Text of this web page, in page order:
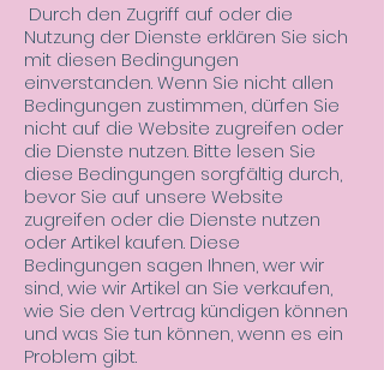
Durch den Zugriff auf oder die
Nutzung der Dienste erklären Sie sich
mit diesen Bedingungen
einverstanden. Wenn Sie nicht allen
Bedingungen zustimmen, dürfen Sie
nicht auf die Website zugreifen oder
die Dienste nutzen. Bitte lesen Sie
diese Bedingungen sorgfältig durch,
bevor Sie auf unsere Website
zugreifen oder die Dienste nutzen
oder Artikel kaufen. Diese
Bedingungen sagen Ihnen, wer wir
sind, wie wir Artikel an Sie verkaufen,
wie Sie den Vertrag kündigen können
und was Sie tun können, wenn es ein
Problem gibt.